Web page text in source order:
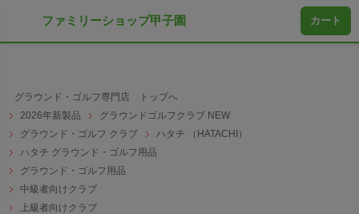
グラウンド・ゴルフ専門店 トップへ
2026年新製品
グラウンドゴルフクラブ NEW
グラウンド・ゴルフ クラブ
ハタチ （HATACHI）
ハタチ グラウンド・ゴルフ用品
グラウンド・ゴルフ用品
中級者向けクラブ
上級者向けクラブ
ファミリーショップ甲子園 カート